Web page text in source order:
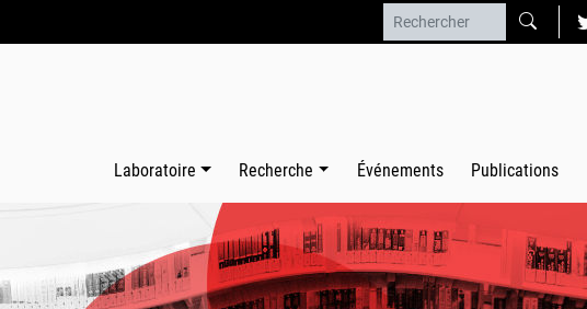
Laboratoire Recherche Événements Publications